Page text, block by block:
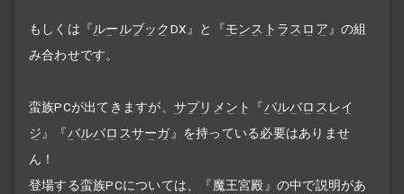
もしくは『ルールブックDX』と『モンストラスロア 』の組
み合わせです。
蛮族PCが出てきますが、 サプリメント 『バルバロスレイ
ジ』『バルバロスサーガ』を持っている必要はありませ
ん！
登場する蛮族PCについては、『魔王宮殿』の中で説明があ